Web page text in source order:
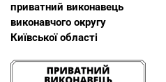
приватний виконавець
виконавчого округу
Київської області